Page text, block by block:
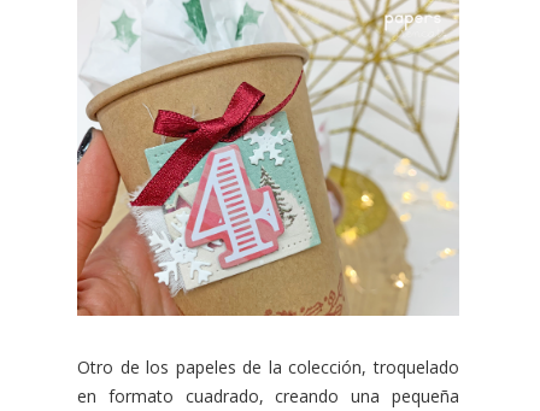
Otro de los papeles de la colección, troquelado
en formato cuadrado, creando una pequeña